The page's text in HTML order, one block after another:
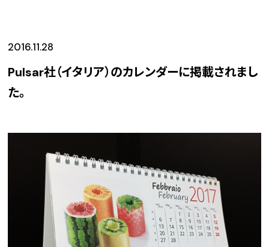
2016.11.28
Pulsar社（イタリア）のカレンダーに掲載されまし
た。